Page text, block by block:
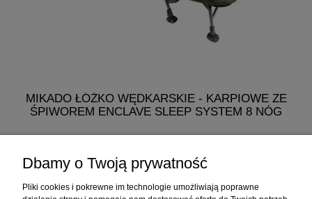
MIKADO ŁÓŻKO WĘDKARSKIE - KARPIOWE ZE
ŚPIWOREM ENCLAVE SLEEP SYSTEM 8 NÓG
Dbamy o Twoją prywatność
Pliki cookies i pokrewne im technologie umożliwiają poprawne